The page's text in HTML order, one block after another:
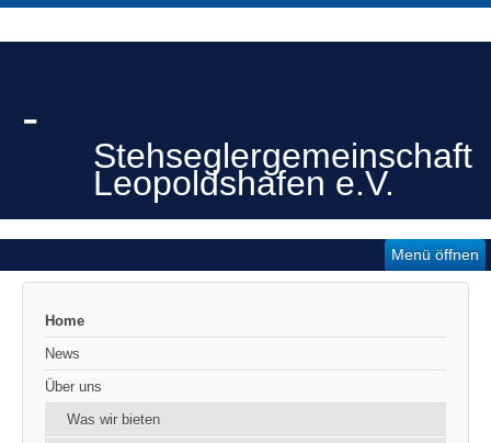
-
Stehseglergemeinschaft
Leopoldshafen e.V.
Menü öffnen
Home
News
Über uns
Was wir bieten